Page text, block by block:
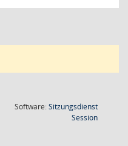
Software:Sitzungsdienst
Session(Wird in